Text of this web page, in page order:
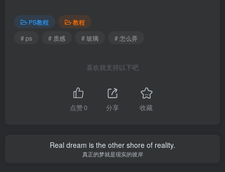
PS教程
教程
# ps
# 质感 # 玻璃 # 怎么弄
喜欢就支持以下吧
点赞0 分享 收藏
Real dream is the other shore of reality.
真正的梦就是现实的彼岸